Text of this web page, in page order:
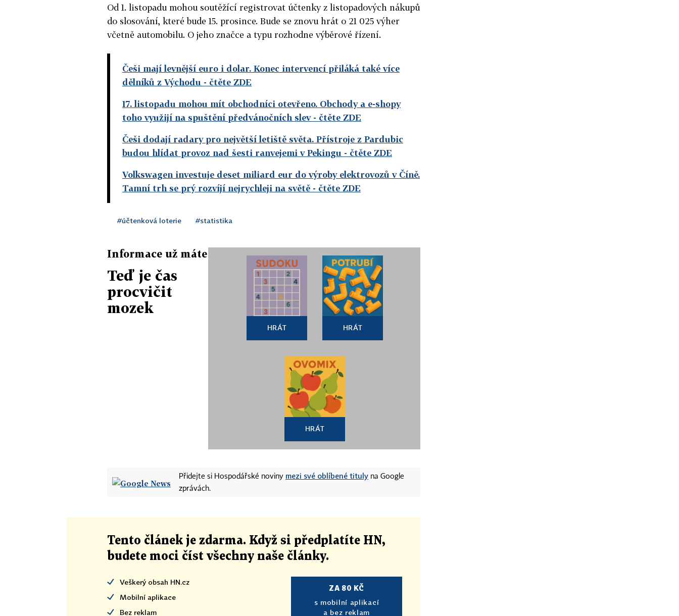
Od 1. listopadu mohou soutěžící registrovat účtenky z listopadových nákupů
do slosování, které bude 15. prosince. Bude se znovu hrát o 21 025 výher
včetně automobilu. O jeho značce a typu rozhodne výběrové řízení.
Češi mají levnější euro i dolar. Konec intervencí přiláká také více
dělníků z Východu - čtěte ZDE
17. listopadu mohou mít obchodníci otevřeno. Obchody a e-shopy
toho využijí na spuštění předvánočních slev- čtěte ZDE
Češi dodají radary pro největší letiště světa. Přístroje z Pardubic
budou hlídat provoz nad šesti ranvejemi v Pekingu - čtěte ZDE
Volkswagen investuje deset miliard eur do výroby elektrovozů v Číně.
Tamní trh se prý rozvíjí nejrychleji na světě - čtěte ZDE
#účtenková loterie #statistika
Informace už máte
Teď je čas
procvičit
mozek
HRÁT HRÁT
HRÁT
Přidejte si Hospodářské noviny mezi své oblíbené tituly na Google
zprávách.
Tento článek je zdarma. Když si předplatíte HN,
budete moci číst všechny naše články.
Veškerý obsah HN.cz
Mobilní aplikace
Bez reklam
ZA 80 KČ
s mobilní aplikací
a bez reklam